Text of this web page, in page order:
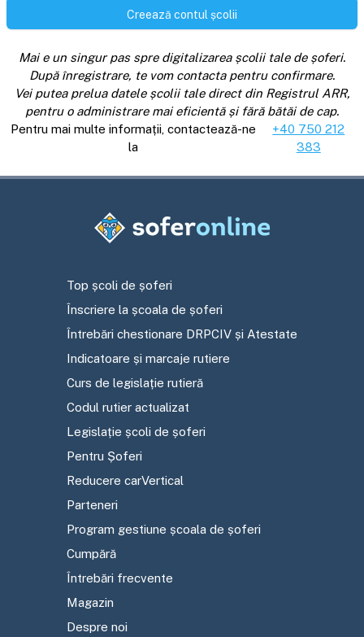
Creează contul școlii
Mai e un singur pas spre digitalizarea școlii tale de șoferi.
După înregistrare, te vom contacta pentru confirmare.
Vei putea prelua datele școlii tale direct din Registrul ARR,
pentru o administrare mai eficientă și fără bătăi de cap.
Pentru mai multe informații, contactează-ne
la
+40 750 212
383
Top școli de șoferi
Înscriere la școala de șoferi
Întrebări chestionare DRPCIV și Atestate
Indicatoare și marcaje rutiere
Curs de legislație rutieră
Codul rutier actualizat
Legislație școli de șoferi
Pentru Șoferi
Reducere carVertical
Parteneri
Program gestiune școala de șoferi
Cumpără
Întrebări frecvente
Magazin
Despre noi